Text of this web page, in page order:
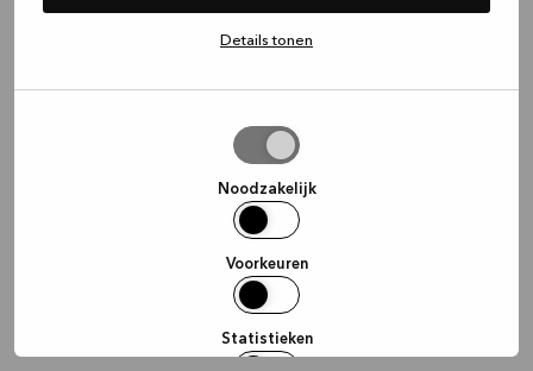
Details tonen
Noodzakelijk
Voorkeuren
Statistieken